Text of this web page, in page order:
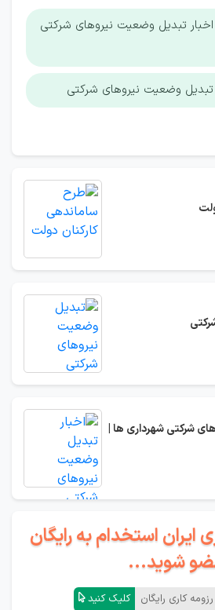
تبدیل وضعیت نیروهای شرکتی
وضعیت نیروهای شرکتی
شرکتی شهرداری ها |
ایران استخدام به رایگان
شوید...
کاری رایگان کلیک کنید